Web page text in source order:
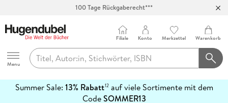
100 Tage Rückgaberecht***
Hugendubel
Menu
Filiale Konto Merkzettel Warenkorb
Summer Sale: 13% Rabatt12auf viele Sortimente mit dem
CodeSOMMER13